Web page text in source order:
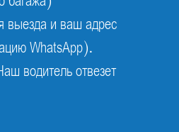
выезда и ваш адрес
WhatsApp).
водитель отвезет